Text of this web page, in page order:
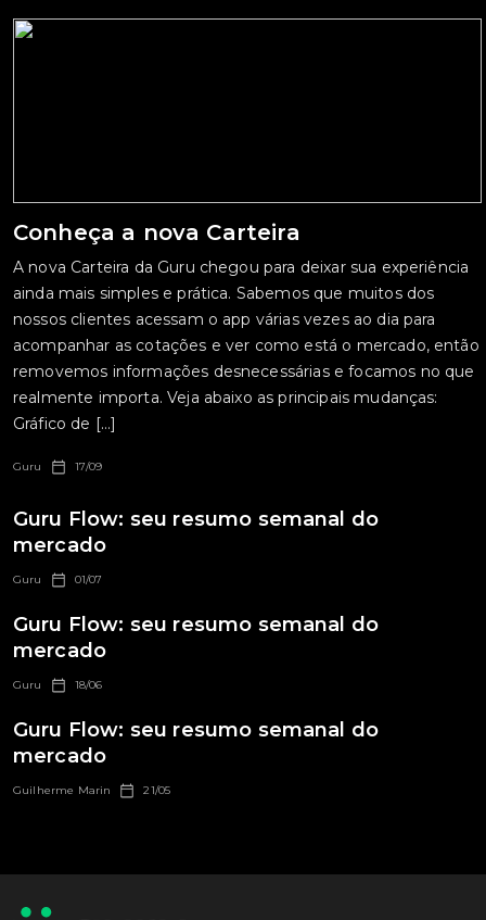
Conheça a nova Carteira
A nova Carteira da Guru chegou para deixar sua experiência
ainda mais simples e prática. Sabemos que muitos dos
nossos clientes acessam o app várias vezes ao dia para
acompanhar as cotações e ver como está o mercado, então
removemos informações desnecessárias e focamos no que
realmente importa. Veja abaixo as principais mudanças:
Gráfico de […]
Guru 17/09
Guru Flow: seu resumo semanal do
mercado
Guru 01/07
Guru Flow: seu resumo semanal do
mercado
Guru 18/06
Guru Flow: seu resumo semanal do
mercado
Guilherme Marin 21/05